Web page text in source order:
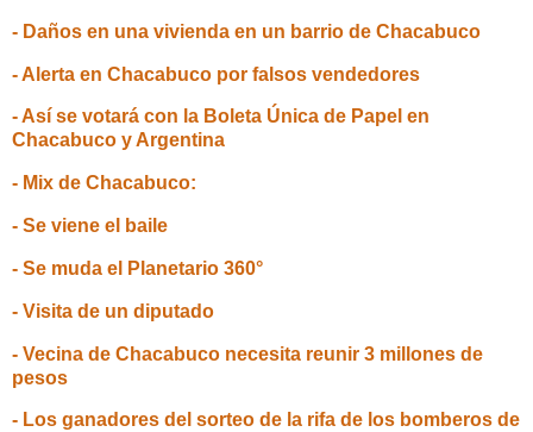
- Daños en una vivienda en un barrio de Chacabuco
- Alerta en Chacabuco por falsos vendedores
- Así se votará con la Boleta Única de Papel en
Chacabuco y Argentina
- Mix de Chacabuco:
- Se viene el baile
- Se muda el Planetario 360°
- Visita de un diputado
- Vecina de Chacabuco necesita reunir 3 millones de
pesos
- Los ganadores del sorteo de la rifa de los bomberos de